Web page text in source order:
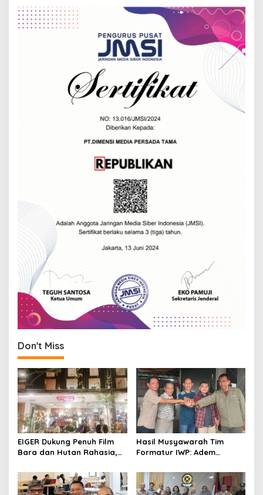
Don't Miss
EIGER Dukung Penuh Film
Bara dan Hutan Rahasia,
Pelajar Menonton
Hasil Musyawarah Tim
Formatur IWP: Adem
IWP DPRD Jabar Periode
2026–2028